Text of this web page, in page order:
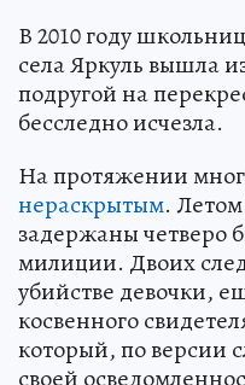
В 2010 году
села Яркуль вышла
подругой на
бесследно исчезла.
На протяжении
нераскрытым.
задержаны четверо
милиции. Двоих
убийстве девочки,
косвенного
который, по версии
своей